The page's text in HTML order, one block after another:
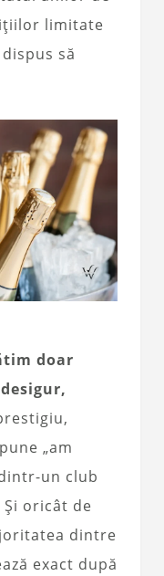
limitate
să
doar
„am
un club
oricât de
dintre
exact după